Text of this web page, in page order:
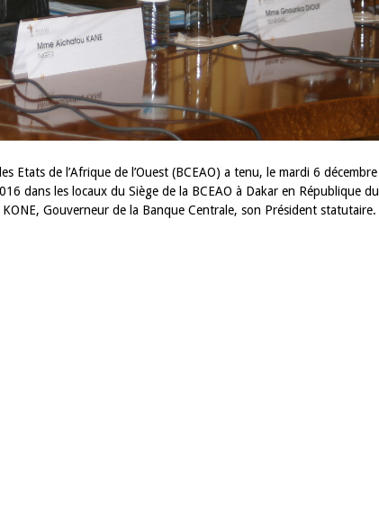
Etats de l’Afrique de l’Ouest (BCEAO) a tenu, le mardi 6 décembre
dans les locaux du Siège de la BCEAO à Dakar en République du
Gouverneur de la Banque Centrale, son Président statutaire.